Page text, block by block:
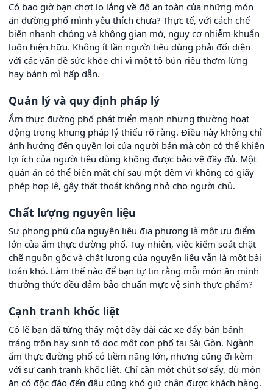
Có bao giờ bạn chợt lo lắng về độ an toàn của những món
ăn đường phố mình yêu thích chưa? Thực tế, với cách chế
biến nhanh chóng và không gian mở, nguy cơ nhiễm khuẩn
luôn hiện hữu. Không ít lần người tiêu dùng phải đối diện
với các vấn đề sức khỏe chỉ vì một tô bún riêu thơm lừng
hay bánh mì hấp dẫn.
Quản lý và quy định pháp lý
Ẩm thực đường phố phát triển mạnh nhưng thường hoạt
động trong khung pháp lý thiếu rõ ràng. Điều này không chỉ
ảnh hưởng đến quyền lợi của người bán mà còn có thể khiến
lợi ích của người tiêu dùng không được bảo vệ đầy đủ. Một
quán ăn có thể biến mất chỉ sau một đêm vì không có giấy
phép hợp lệ, gây thất thoát không nhỏ cho người chủ.
Chất lượng nguyên liệu
Sự phong phú của nguyên liệu địa phương là một ưu điểm
lớn của ẩm thực đường phố. Tuy nhiên, việc kiểm soát chặt
chẽ nguồn gốc và chất lượng của nguyên liệu vẫn là một bài
toán khó. Làm thế nào để bạn tự tin rằng mỗi món ăn mình
thưởng thức đều đảm bảo chuẩn mực vệ sinh thực phẩm?
Cạnh tranh khốc liệt
Có lẽ bạn đã từng thấy một dãy dài các xe đẩy bán bánh
tráng trộn hay sinh tố dọc một con phố tại Sài Gòn. Ngành
ẩm thực đường phố có tiềm năng lớn, nhưng cũng đi kèm
với sự cạnh tranh khốc liệt. Chỉ cần một chút sơ sẩy, dù món
ăn có độc đáo đến đâu cũng khó giữ chân được khách hàng.